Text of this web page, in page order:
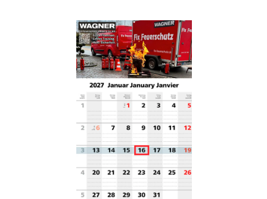
Art.-Nr.: K53188
Verfügbar
Zum Merkzettel hinzufügen